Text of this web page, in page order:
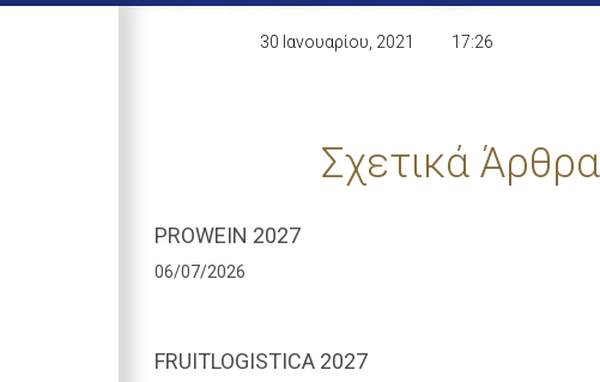
30 Ιανουαρίου, 2021 17:26
Σχετικά Άρθρα
PROWEIN 2027
06/07/2026
FRUITLOGISTICA 2027